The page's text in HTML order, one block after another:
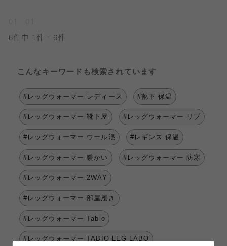
6件中 1件 - 6件
こんなキーワードも検索されています
#レッグウォーマー レディース #靴下 保温
#レッグウォーマー 靴下屋 #レッグウォーマー リブ
#レッグウォーマー ウール混 #レギンス 保温
#レッグウォーマー 暖かい #レッグウォーマー 防寒
#レッグウォーマー 2WAY
#レッグウォーマー 部屋履き
#レッグウォーマー Tabio
#レッグウォーマー TABIO LEG LABO